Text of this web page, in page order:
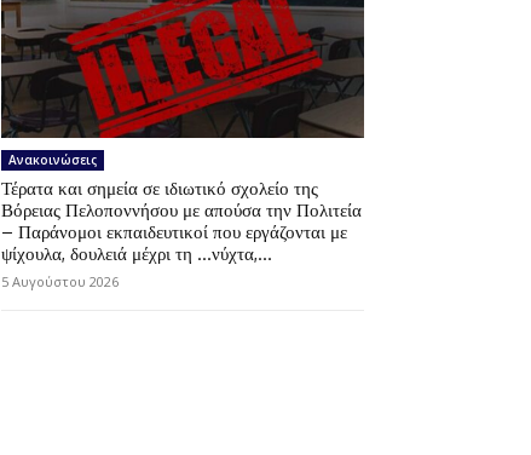
Ανακοινώσεις
Τέρατα και σημεία σε ιδιωτικό σχολείο της
Βόρειας Πελοποννήσου με απούσα την Πολιτεία
– Παράνομοι εκπαιδευτικοί που εργάζονται με
ψίχουλα, δουλειά μέχρι τη …νύχτα,...
5 Αυγούστου 2026